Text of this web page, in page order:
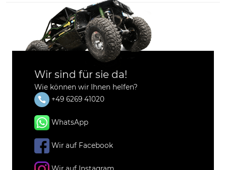
Wir sind für sie da!
Wie können wir Ihnen helfen?
+49 6269 41020
WhatsApp
Wir auf Facebook